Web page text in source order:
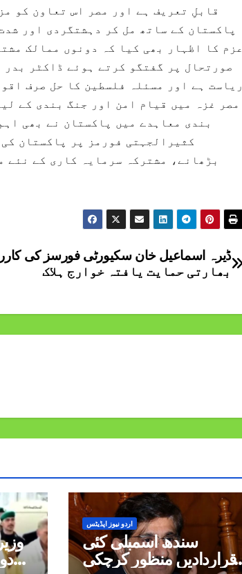
قابلِ تعریف ہے اور مصر اس تعاون کو
پاکستان کے ساتھ مل کر دہشتگردی اور
عزم کا اظہار بھی کیا کہ دونوں ممالک
صورتحال پر گفتگو کرتے ہوئے ڈاکٹر
ریاست ہے اور مسئلہ فلسطین کا حل صرف
مصر غزہ میں قیام امن اور جنگ بندی کے
بندی معاہدے میں پاکستان نے بھی
کثیرالجہتی فورمز پر پاکستان
بڑھانے، مشترکہ سرمایہ کاری کے نئے
بھارتی حمایت یافتہ خوارج ہلاک
اردو نیوز اپڈیٹس
سندھ اسمبلی کئی
قراردادیں منظور کرچکی